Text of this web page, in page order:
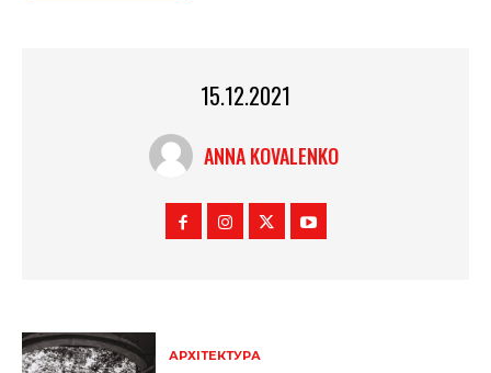
15.12.2021
ANNA KOVALENKO
АРХІТЕКТУРА